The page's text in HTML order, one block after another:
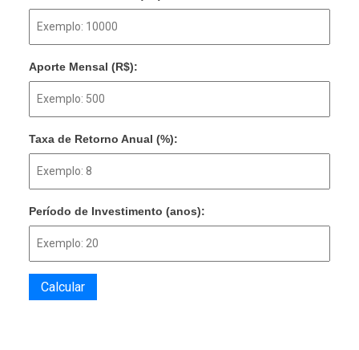
Aporte Mensal (R$):
Taxa de Retorno Anual (%):
Período de Investimento (anos):
Calcular